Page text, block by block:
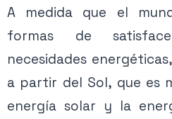
A medida que el
formas de
necesidades
a partir del Sol, que es
energía solar y la